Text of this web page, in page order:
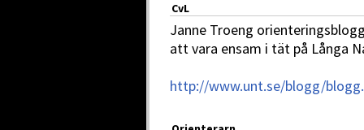
CvL
Janne Troeng
att vara ensam i tät på Långa
http://www.unt.se/blogg/